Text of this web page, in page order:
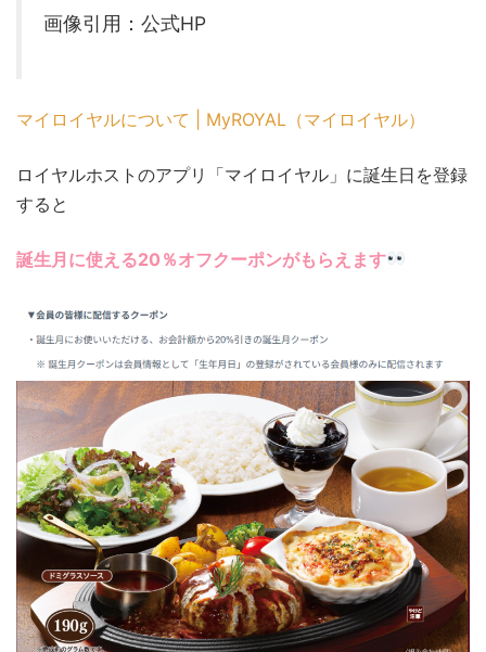
画像引用：公式HP
マイロイヤルについて | MyROYAL（マイロイヤル）
ロイヤルホストのアプリ「マイロイヤル」に誕生日を登録
すると
誕生月に使える20％オフクーポンがもらえます